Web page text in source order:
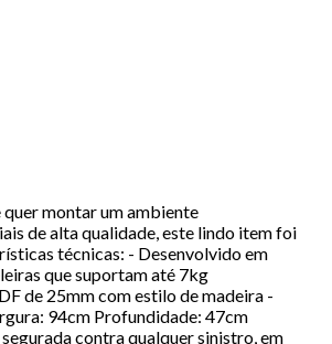
montar um ambiente
de alta qualidade, este lindo item foi
técnicas: - Desenvolvido em
que suportam até 7kg
de 25mm com estilo de madeira -
94cm Profundidade: 47cm
contra qualquer sinistro, em